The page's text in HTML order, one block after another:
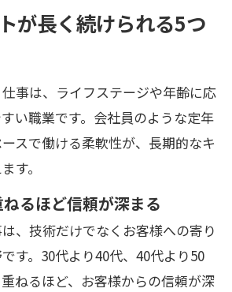
が長く続けられる5つ
事は、ライフステージや年齢に応
い職業です。会社員のような定年
スで働ける柔軟性が、長期的なキ
す。
るほど信頼が深まる
、技術だけでなくお客様への寄り
す。30代より40代、40代より50
ねるほど、お客様からの信頼が深